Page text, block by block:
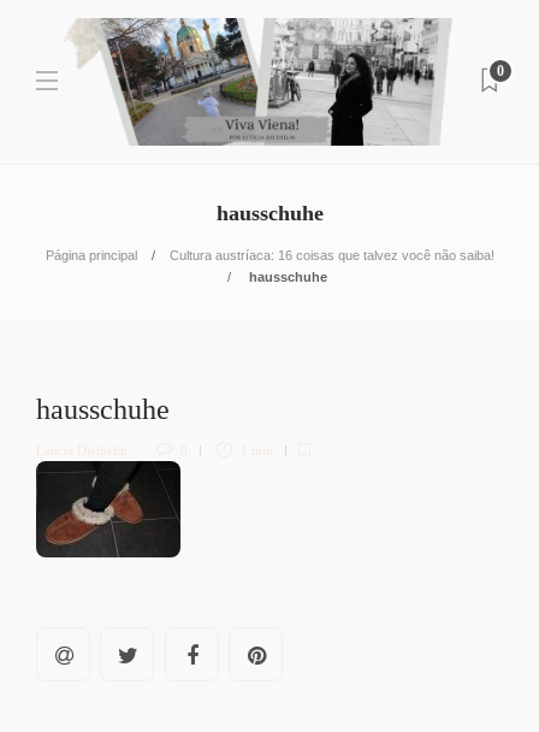
0
hausschuhe
Página principal
Cultura austríaca: 16 coisas que talvez você não saiba!
hausschuhe
hausschuhe
Letícia Diethelm 0 1 min